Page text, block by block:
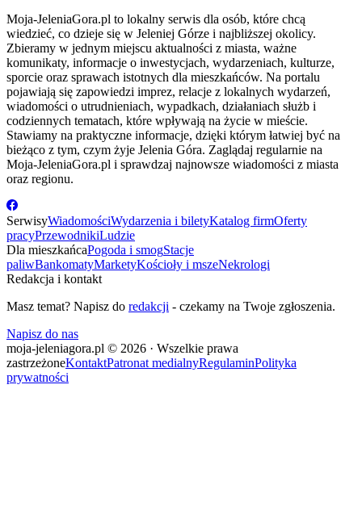
Moja-JeleniaGora.pl to lokalny serwis dla osób, które chcą
wiedzieć, co dzieje się w Jeleniej Górze i najbliższej okolicy.
Zbieramy w jednym miejscu aktualności z miasta, ważne
komunikaty, informacje o inwestycjach, wydarzeniach, kulturze,
sporcie oraz sprawach istotnych dla mieszkańców. Na portalu
pojawiają się zapowiedzi imprez, relacje z lokalnych wydarzeń,
wiadomości o utrudnieniach, wypadkach, działaniach służb i
codziennych tematach, które wpływają na życie w mieście.
Stawiamy na praktyczne informacje, dzięki którym łatwiej być na
bieżąco z tym, czym żyje Jelenia Góra. Zaglądaj regularnie na
Moja-JeleniaGora.pl i sprawdzaj najnowsze wiadomości z miasta
oraz regionu.
SerwisyWiadomościWydarzenia i biletyKatalog firmOferty
pracyPrzewodnikiLudzie
Dla mieszkańcaPogoda i smogStacje
paliwBankomatyMarketyKościoły i mszeNekrologi
Redakcja i kontakt
Masz temat? Napisz do redakcji - czekamy na Twoje zgłoszenia.
Napisz do nas
moja-jeleniagora.pl © 2026 · Wszelkie prawa
zastrzeżoneKontaktPatronat medialnyRegulaminPolityka
prywatności